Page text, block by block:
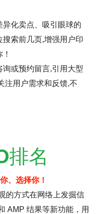
化卖点、吸引眼球的
索前几页,增强用户印
询或预约留言,引用大型
注用户需求和反馈,不
排名
、选择你！
的方式在网络上发掘信
AMP 结果等新功能，用